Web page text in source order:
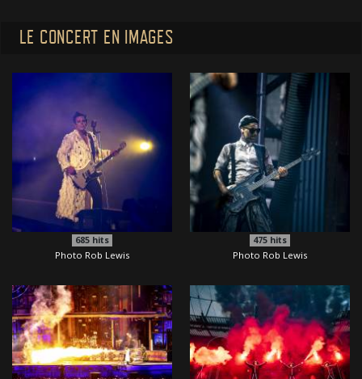
LE CONCERT EN IMAGES
685hits
Photo Rob Lewis
475 hits
Photo Rob Lewis